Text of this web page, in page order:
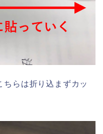
らは折り込まずカッ